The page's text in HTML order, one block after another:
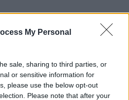
My Personal
sale, sharing to third parties, or
or sensitive information for
please use the below opt-out
Please note that after your
az iskola
M.K.L. szüleivel,
tudják
a folyosón a